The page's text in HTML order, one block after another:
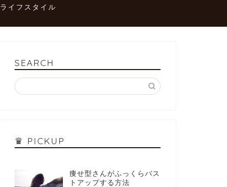
ライフスタイル
SEARCH
♛ PICKUP
痩せ型さんがふっくらバス
トアップする方法